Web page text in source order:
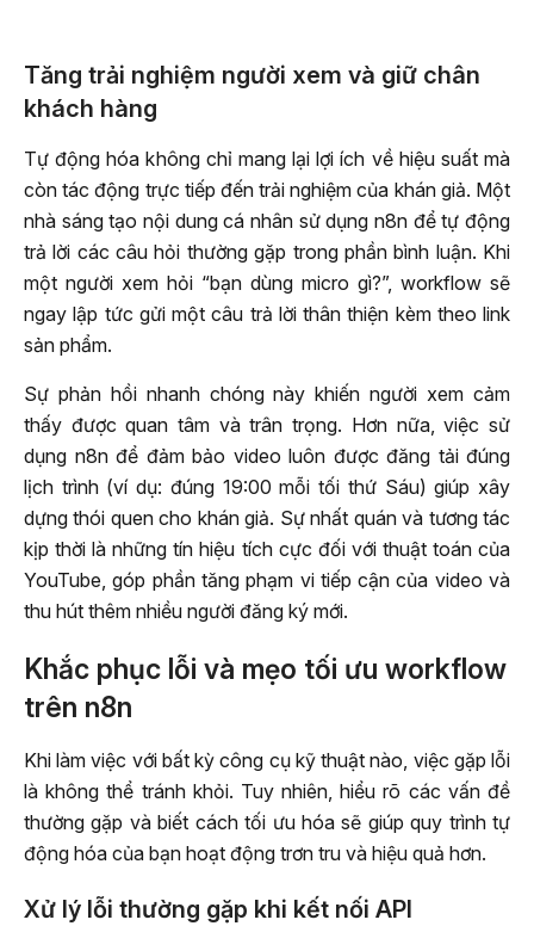
Tăng trải nghiệm người xem và giữ chân
khách hàng
Tự động hóa không chỉ mang lại lợi ích về hiệu suất mà
còn tác động trực tiếp đến trải nghiệm của khán giả. Một
nhà sáng tạo nội dung cá nhân sử dụng n8n để tự động
trả lời các câu hỏi thường gặp trong phần bình luận. Khi
một người xem hỏi “bạn dùng micro gì?”, workflow sẽ
ngay lập tức gửi một câu trả lời thân thiện kèm theo link
sản phẩm.
Sự phản hồi nhanh chóng này khiến người xem cảm
thấy được quan tâm và trân trọng. Hơn nữa, việc sử
dụng n8n để đảm bảo video luôn được đăng tải đúng
lịch trình (ví dụ: đúng 19:00 mỗi tối thứ Sáu) giúp xây
dựng thói quen cho khán giả. Sự nhất quán và tương tác
kịp thời là những tín hiệu tích cực đối với thuật toán của
YouTube, góp phần tăng phạm vi tiếp cận của video và
thu hút thêm nhiều người đăng ký mới.
Khắc phục lỗi và mẹo tối ưu workflow
trên n8n
Khi làm việc với bất kỳ công cụ kỹ thuật nào, việc gặp lỗi
là không thể tránh khỏi. Tuy nhiên, hiểu rõ các vấn đề
thường gặp và biết cách tối ưu hóa sẽ giúp quy trình tự
động hóa của bạn hoạt động trơn tru và hiệu quả hơn.
Xử lý lỗi thường gặp khi kết nối API